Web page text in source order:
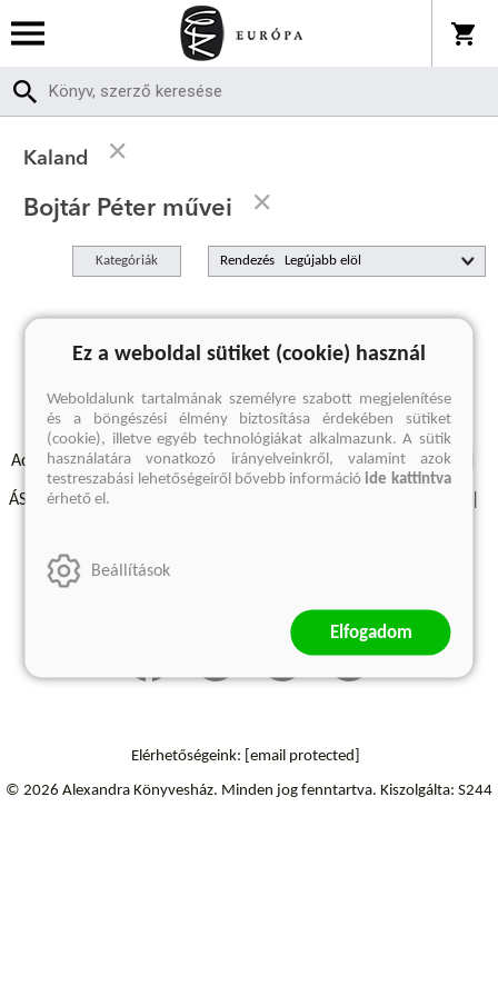
Kaland
Bojtár Péter művei
Kategóriák Rendezés
A keresett kifejezésre nincs találat
Adatvédelmi szabályzatok Elállási felmondási nyilatkozat
ÁSZF - Vásárlási feltételek
Szállítási információk
Elérhetőségeink: [email protected]
© 2026 Alexandra Könyvesház. Minden jog fenntartva. Kiszolgálta: S244
Ez a weboldal sütiket (cookie) használ
Weboldalunk tartalmának személyre szabott megjelenítése
és a böngészési élmény biztosítása érdekében sütiket
(cookie), illetve egyéb technológiákat alkalmazunk. A sütik
használatára vonatkozó irányelveinkről, valamint azok
testreszabási lehetőségeiről bővebb információide kattintva
érhető el.
Beállítások
Elfogadom